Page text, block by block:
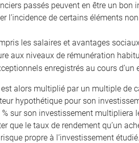
passés peuvent en être un
l’incidence de certains éléments
les salaires et avantages
aux niveaux de rémunération
enregistrés au cours
alors multiplié par un multiple de
hypothétique pour son
% sur son investissement
que le taux de rendement qu’un
propre à l’investissement